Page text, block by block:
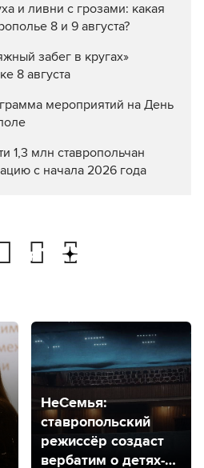
и ливни с грозами: какая
8 и 9 августа?
забег в кругах»
8 августа
мероприятий на День
1,3 млн ставропольчан
с начала 2026 года
НеСемья:
ставропольский
режиссёр создаст
вербатим о детях-